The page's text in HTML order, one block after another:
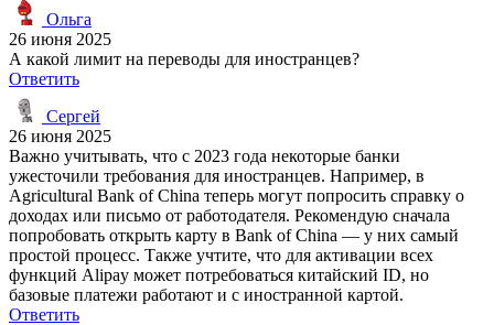
Ольга
26 июня 2025
А какой лимит на переводы для иностранцев?
Ответить
Сергей
26 июня 2025
Важно учитывать, что с 2023 года некоторые банки
ужесточили требования для иностранцев. Например, в
Agricultural Bank of China теперь могут попросить справку о
доходах или письмо от работодателя. Рекомендую сначала
попробовать открыть карту в Bank of China — у них самый
простой процесс. Также учтите, что для активации всех
функций Alipay может потребоваться китайский ID, но
базовые платежи работают и с иностранной картой.
Ответить